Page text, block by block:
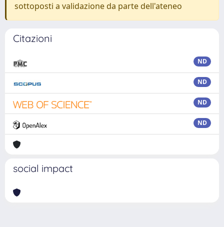
sottoposti a validazione da parte dell'ateneo
Citazioni
ND
ND
ND
ND
social impact